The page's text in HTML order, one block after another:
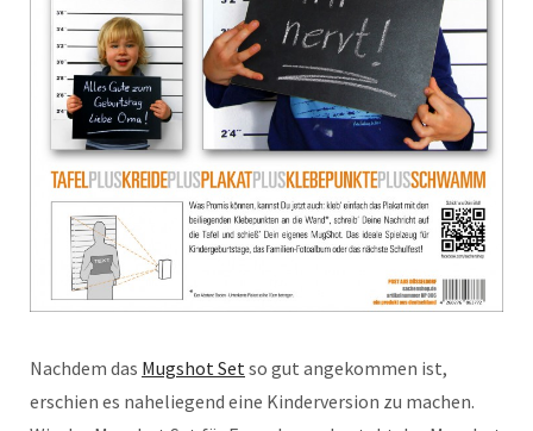
Nachdem das Mugshot Setso gut angekommen ist,
erschien es naheliegend eine Kinderversion zu machen.